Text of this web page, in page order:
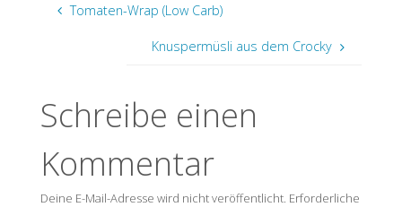
Tomaten-Wrap (Low Carb)
Knuspermüsli aus dem Crocky
Schreibe einen
Kommentar
Deine E-Mail-Adresse wird nicht veröffentlicht. Erforderliche